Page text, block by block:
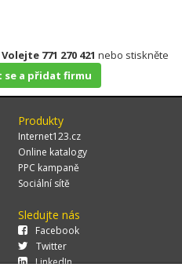
Volejte 771 270 421 nebo stiskněte
se a přidat firmu
Produkty
Internet123.cz
Online katalogy
PPC kampaně
Sociální sítě
Sledujte nás
Facebook
Twitter
LinkedIn